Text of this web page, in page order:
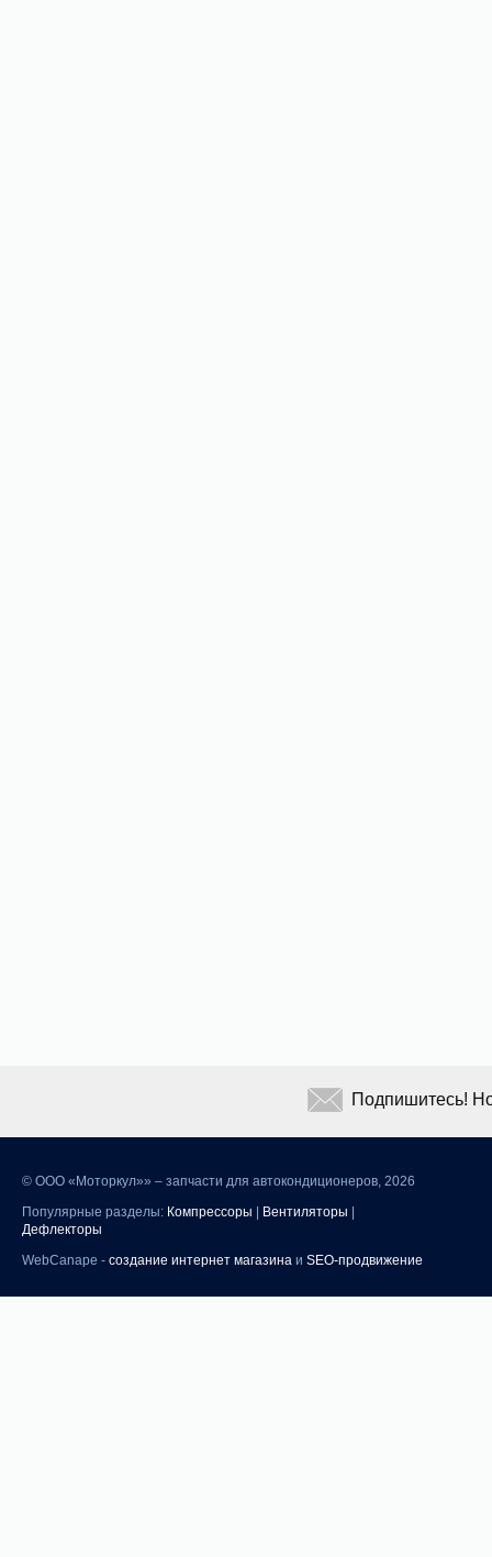
© ООО «Моторкул»» – запчасти для автокондиционеров, 2026
Популярные разделы: Компрессоры Вентиляторы
Дефлекторы
WebCanape - создание интернет магазина и SEO-продвижение
Подпишитесь!